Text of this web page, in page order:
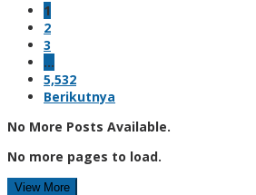
1
2
3
…
5,532
Berikutnya
No More Posts Available.
No more pages to load.
View More